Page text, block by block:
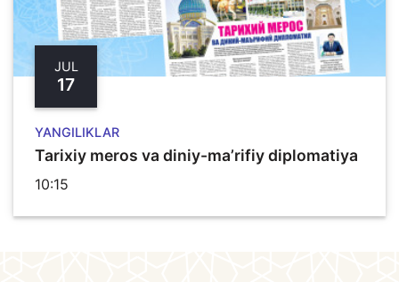
JUL
17
YANGILIKLAR
Tarixiy meros va diniy-ma’rifiy diplomatiya
10:15